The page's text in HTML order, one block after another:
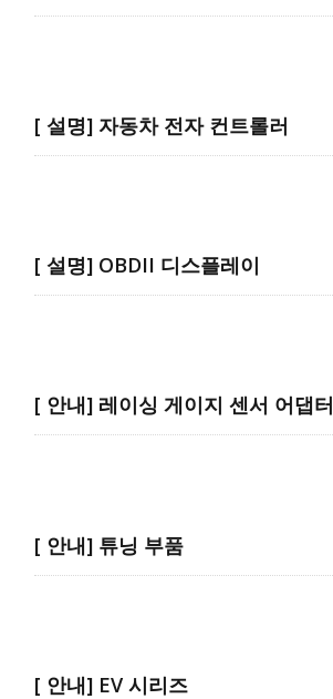
[ 설명] 자동차 전자 컨트롤러
[ 설명] OBDII 디스플레이
[ 안내] 레이싱 게이지 센서 어댑터
[ 안내] 튜닝 부품
[ 안내] EV 시리즈